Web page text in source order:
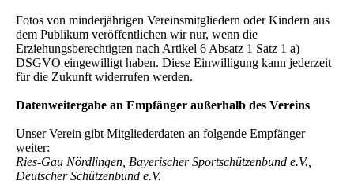
Fotos von minderjährigen Vereinsmitgliedern oder Kindern aus
dem Publikum veröffentlichen wir nur, wenn die
Erziehungsberechtigten nach Artikel 6 Absatz 1 Satz 1 a)
DSGVO eingewilligt haben. Diese Einwilligung kann jederzeit
für die Zukunft widerrufen werden.
Datenweitergabe an Empfänger außerhalb des Vereins
Unser Verein gibt Mitgliederdaten an folgende Empfänger
weiter:
Ries-Gau Nördlingen, Bayerischer Sportschützenbund e.V.,
Deutscher Schützenbund e.V.